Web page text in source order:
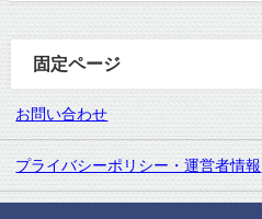
固定ページ
お問い合わせ
プライバシーポリシー・運営者情報